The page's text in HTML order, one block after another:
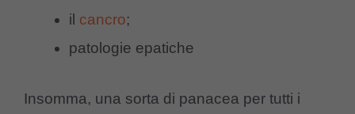
il cancro;
patologie epatiche
Insomma, una sorta di panacea per tutti i